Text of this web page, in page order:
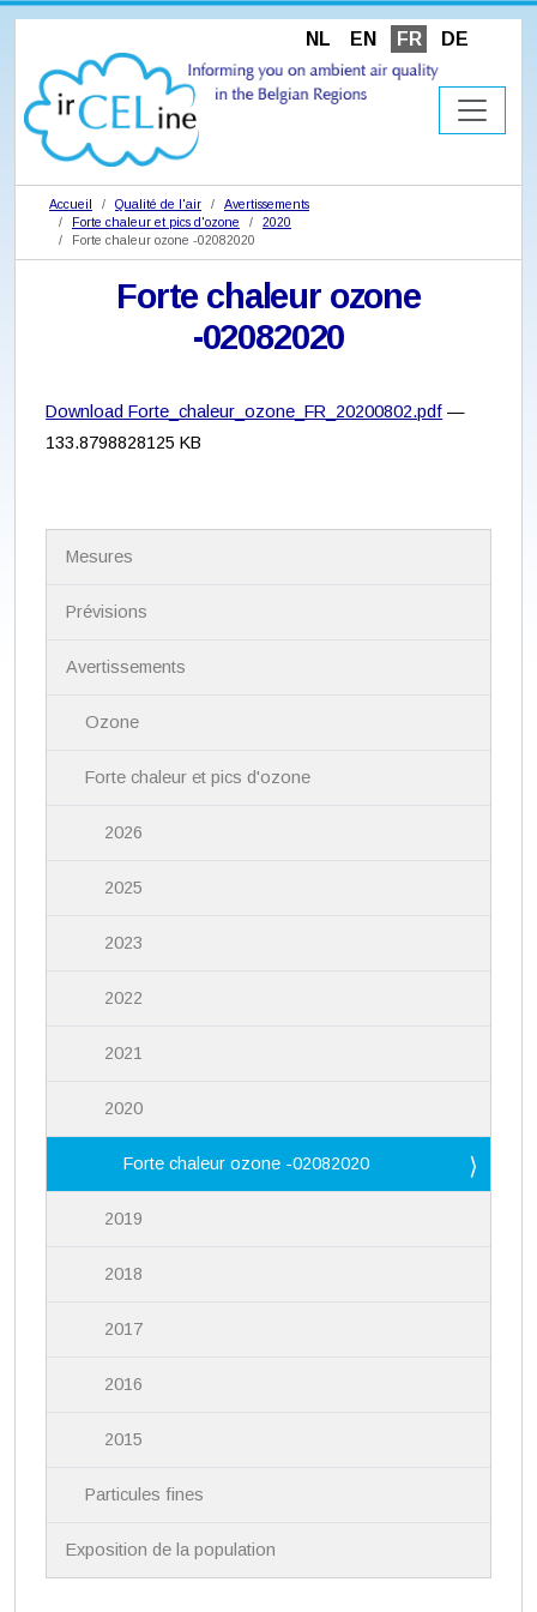
NL EN FR DE
Accueil Qualité de l'air
Avertissements
Forte chaleur et pics d'ozone
2020
Forte chaleur ozone -02082020
Forte chaleur ozone
-02082020
Download Forte_chaleur_ozone_FR_20200802.pdf —
133.8798828125 KB
Mesures
Prévisions
Avertissements
Ozone
Forte chaleur et pics d'ozone
2026
2025
2023
2022
2021
2020
Forte chaleur ozone -02082020
2019
2018
2017
2016
2015
Particules fines
Exposition de la population